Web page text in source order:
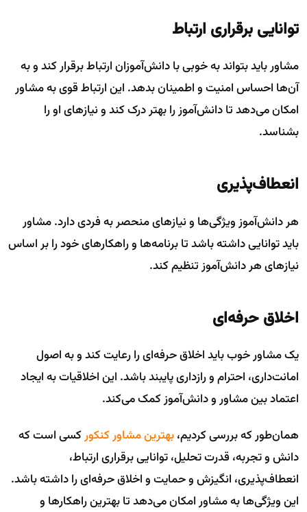
توانایی برقراری ارتباط
مشاور باید بتواند به خوبی با دانش‌آموزان ارتباط برقرار کند و به
آن‌ها احساس امنیت و اطمینان بدهد. این ارتباط قوی به مشاور
امکان می‌دهد تا دانش‌آموز را بهتر درک کند و نیازهای او را
بشناسد.
انعطاف‌پذیری
هر دانش‌آموز ویژگی‌ها و نیازهای منحصر به فردی دارد. مشاور
باید توانایی داشته باشد تا برنامه‌ها و راهکارهای خود را بر اساس
نیازهای هر دانش‌آموز تنظیم کند.
اخلاق حرفه‌ای
یک مشاور خوب باید اخلاق حرفه‌ای را رعایت کند و به اصول
امانت‌داری، احترام و رازداری پایبند باشد. این اخلاقیات به ایجاد
اعتماد بین مشاور و دانش‌آموز کمک می‌کند.
همان‌طور که بررسی کردیم،بهترین مشاور کنکورکسی است که
دانش و تجربه، قدرت تحلیل، توانایی برقراری ارتباط،
انعطاف‌پذیری، انگیزش و حمایت و اخلاق حرفه‌ای را داشته باشد.
این ویژگی‌ها به مشاور امکان می‌دهد تا بهترین راهکارها و